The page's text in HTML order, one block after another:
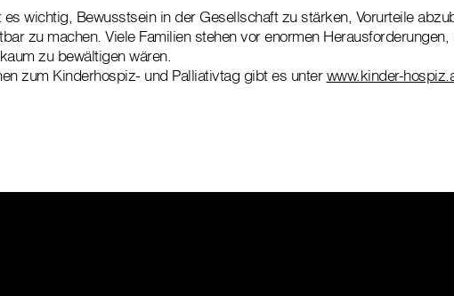
wichtig, Bewusstsein in der Gesellschaft zu stärken, Vorurteile
zu machen. Viele Familien stehen vor enormen Herausforderungen,
zu bewältigen wären.
zum Kinderhospiz- und Palliativtag gibt es unterwww.kinder-